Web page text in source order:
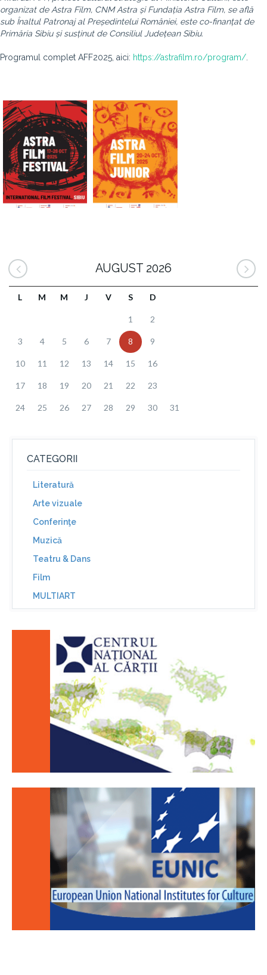
organizat de Astra Film, CNM Astra și Fundația Astra Film, se află
sub Înaltul Patronaj al Președintelui României, este co-finanțat de
Primăria Sibiu și susținut de Consiliul Județean Sibiu.
Programul complet AFF2025, aici: https://astrafilm.ro/program/
AUGUST 2026
L M M J V S D
1 2
3 4 5 6 7 8 9
10 11 12 13 14 15 16
17 18 19 20 21 22 23
24 25 26 27 28 29 30 31
CATEGORII
Literatură
Arte vizuale
Conferinţe
Muzică
Teatru & Dans
Film
MULTIART